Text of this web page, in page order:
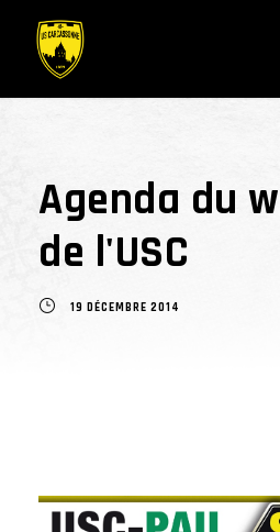
Agenda du
de l'USC
19 DÉCEMBRE 2014